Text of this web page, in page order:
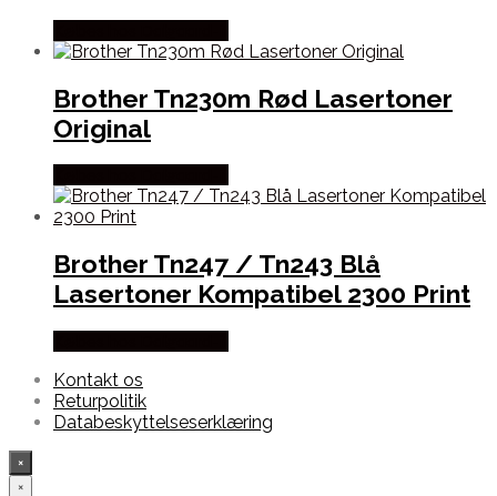
Brother Tn230m Rød Lasertoner
Original
Brother Tn247 / Tn243 Blå
Lasertoner Kompatibel 2300 Print
Kontakt os
Returpolitik
Databeskyttelseserklæring
×
×